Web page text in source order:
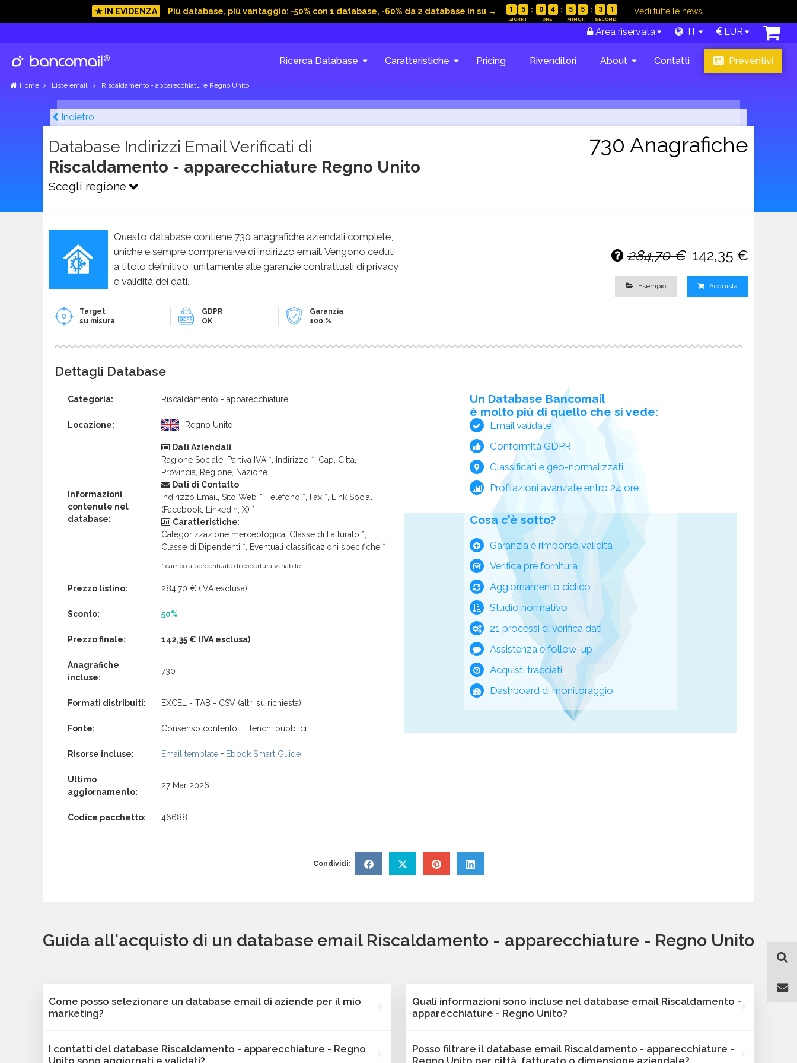
★ IN EVIDENZA Più database, più vantaggio: -50% con 1 database, -60% da 2 database in su → 1 5 0 4 5 5 3 0 Vedi tutte le news
Area riservata IT EUR
Ricerca Database Caratteristiche Pricing Rivenditori About Contatti Preventivi
Home Liste email Riscaldamento - apparecchiature Regno Unito
Indietro
Database Indirizzi Email Verificati di
Riscaldamento - apparecchiature Regno Unito
Scegli regione
730 Anagrafiche
Questo database contiene 730 anagrafiche aziendali complete,
uniche e sempre comprensive di indirizzo email. Vengono ceduti
a titolo definitivo, unitamente alle garanzie contrattuali di privacy
e validità dei dati.
Target
su misura
GDPR
OK
Garanzia
100 %
284,70 € 142,35 €
Esempio Acquista
Dettagli Database
Categoria: Riscaldamento - apparecchiature
Locazione: Regno Unito
Informazioni
contenute nel
database:
Dati Aziendali:
Ragione Sociale, Partiva IVA *, Indirizzo *, Cap, Città,
Provincia, Regione, Nazione.
Dati di Contatto:
Indirizzo Email, Sito Web *, Telefono *, Fax *, Link Social
(Facebook, Linkedin, X) *
Caratteristiche:
Categorizzazione merceologica, Classe di Fatturato *,
Classe di Dipendenti *, Eventuali classificazioni specifiche *
* campo a percentuale di copertura variabile.
Prezzo listino: 284,70 € (IVA esclusa)
Sconto: 50%
Prezzo finale: 142,35 € (IVA esclusa)
Anagrafiche
incluse:
730
Formati distribuiti: EXCEL - TAB - CSV (altri su richiesta)
Fonte: Consenso conferito + Elenchi pubblici
Risorse incluse: Email template + Ebook Smart Guide
Ultimo
aggiornamento:
27 Mar 2026
Codice pacchetto: 46688
Un Database Bancomail
è molto più di quello che si vede:
Email validate
Conformità GDPR
Classificati e geo-normalizzati
Profilazioni avanzate entro 24 ore
Cosa c'è sotto?
Garanzia e rimborso validità
Verifica pre fornitura
Aggiornamento ciclico
Studio normativo
21 processi di verifica dati
Assistenza e follow-up
Acquisti tracciati
Dashboard di monitoraggio
Condividi:
Guida all'acquisto di un database email Riscaldamento - apparecchiature - Regno Unito
Come posso selezionare un database email di aziende per il mio
marketing?
Bancomail. Troverai contatti B2B verificati di aziende attive
I contatti del database Riscaldamento - apparecchiature - Regno
Unito sono aggiornati e validati?
Quali informazioni sono incluse nel database email Riscaldamento -
apparecchiature - Regno Unito?
dati di contatto completi e la categorizzazione. Oltre a questi, le
Posso filtrare il database email Riscaldamento - apparecchiature -
Regno Unito per città, fatturato o dimensione aziendale?